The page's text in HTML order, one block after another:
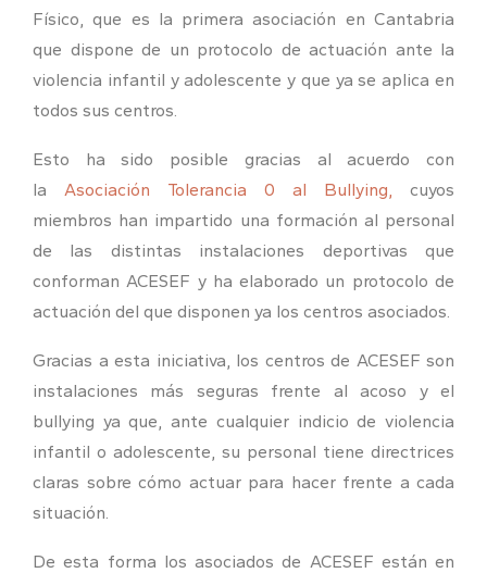
Físico, que es la primera asociación en Cantabria
que dispone de un protocolo de actuación ante la
violencia infantil y adolescente y que ya se aplica en
todos sus centros.
Esto ha sido posible gracias al acuerdo con
la Asociación Tolerancia 0 al Bullying,
cuyos
miembros han impartido una formación al personal
de las distintas instalaciones deportivas que
conforman ACESEF y ha elaborado un protocolo de
actuación del que disponen ya los centros asociados.
Gracias a esta iniciativa, los centros de ACESEF son
instalaciones más seguras frente al acoso y el
bullying ya que, ante cualquier indicio de violencia
infantil o adolescente, su personal tiene directrices
claras sobre cómo actuar para hacer frente a cada
situación.
De esta forma los asociados de ACESEF están en